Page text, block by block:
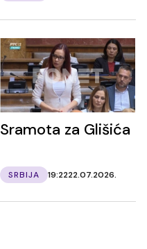
Sramota za Glišića
SRBIJA 19:2222.07.2026.